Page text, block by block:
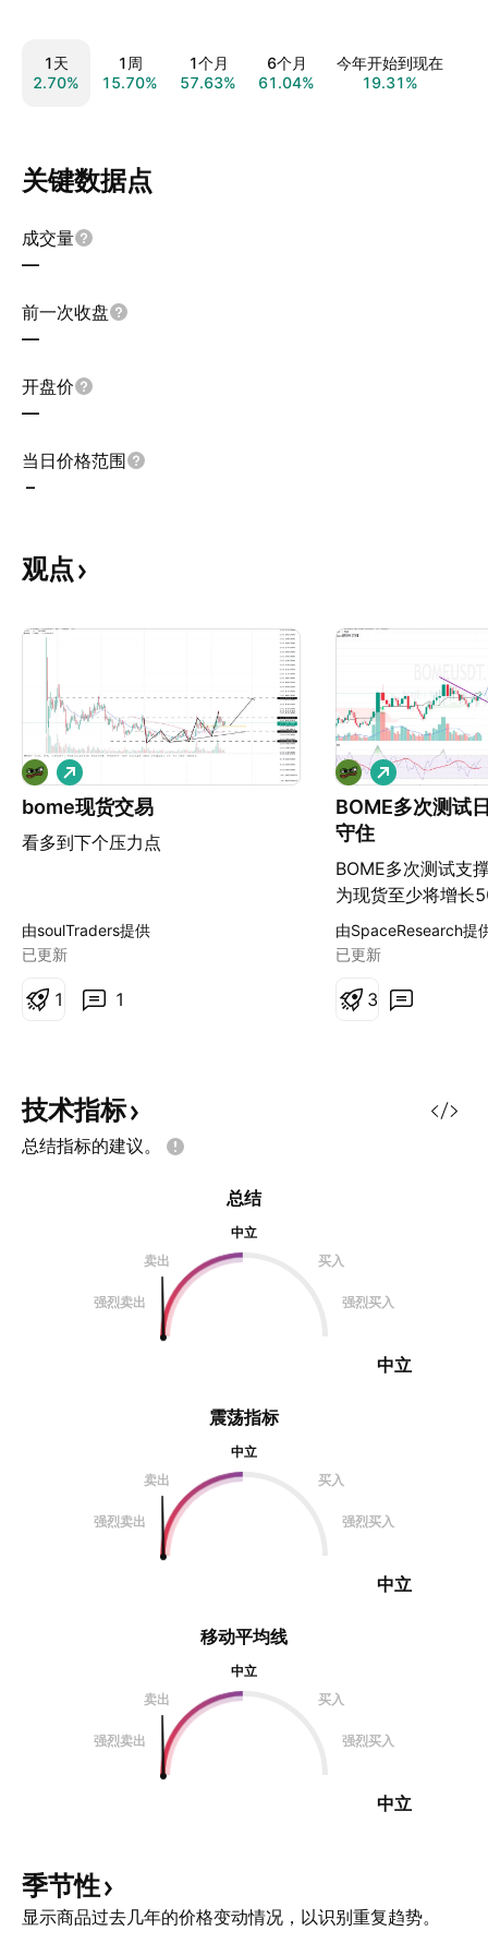
1天
2.70%
1周
15.70%
1个月
57.63%
6个月
61.04%
今年开始到现在
19.31%
关键数据点
成交量
—
前一次收盘
—
开盘价
—
当日价格范围
–
观点
bome现货交易
看多到下个压力点
做
多
由soulTraders提供
已更新
1
1
BOME多次测试
守住
BOME多次测试支
为现货至少将增长
做
多
由SpaceResearch提
已更新
3
技术指标
总结指标的建议。
震荡指标
中立
卖出
买入
强烈卖出 强烈买入
中立
总结
中立
卖出
买入
强烈卖出 强烈买入
中立
移动平均线
中立
卖出
买入
强烈卖出 强烈买入
中立
季节性
显示商品过去几年的价格变动情况，以识别重复趋势。